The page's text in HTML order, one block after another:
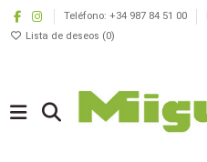
Teléfono: +34 987 84 51 00
Lista de deseos (0)